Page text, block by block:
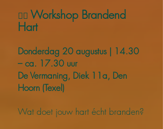
❤️‍🔥 Workshop Brandend
Hart
Donderdag 20 augustus | 14.30
– ca. 17.30 uur
De Vermaning, Diek 11a, Den
Hoorn (Texel)
Wat doet jouw hart écht branden?